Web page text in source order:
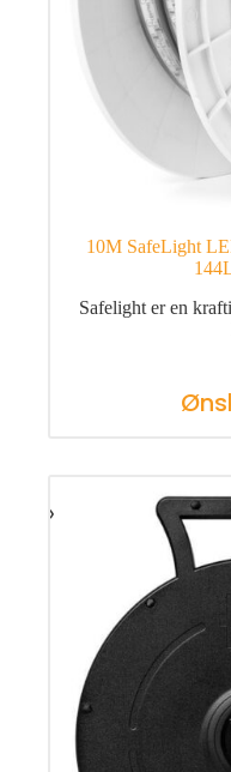
10M SafeLight
Safelight er en